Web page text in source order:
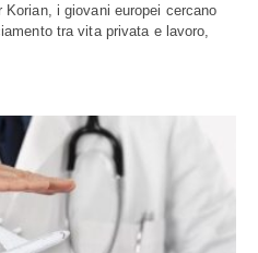
i giovani europei cercano
tra vita privata e lavoro,